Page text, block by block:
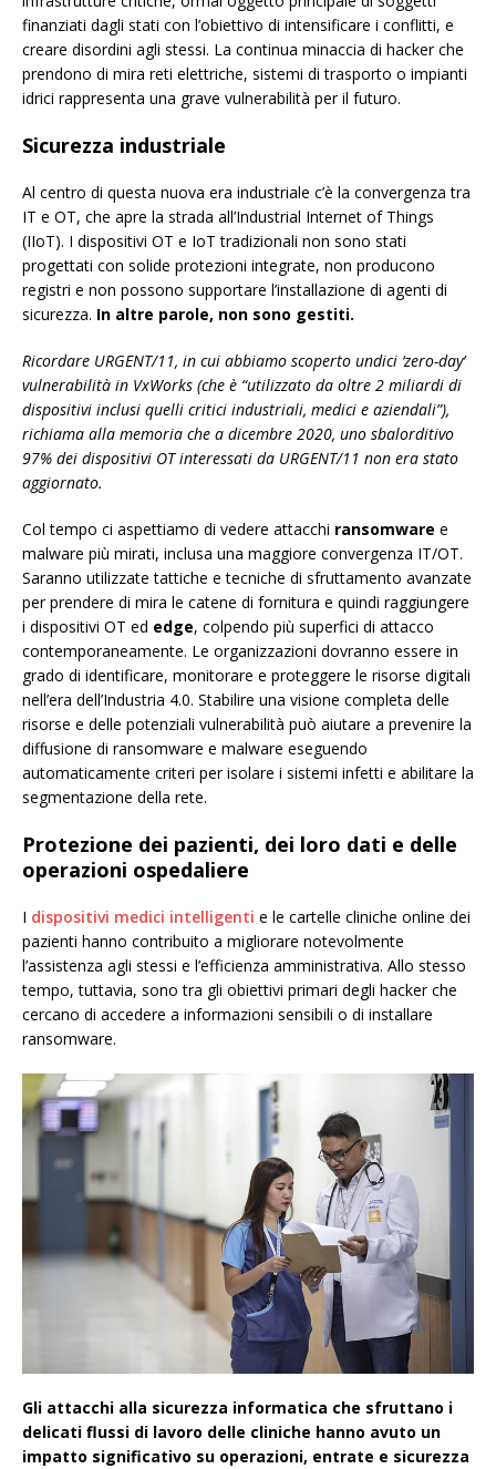
finanziati dagli stati con l’obiettivo di intensificare i conflitti, e
creare disordini agli stessi. La continua minaccia di hacker che
prendono di mira reti elettriche, sistemi di trasporto o impianti
idrici rappresenta una grave vulnerabilità per il futuro.
Sicurezza industriale
Al centro di questa nuova era industriale c’è la convergenza tra
IT e OT, che apre la strada all’Industrial Internet of Things
(IIoT). I dispositivi OT e IoT tradizionali non sono stati
progettati con solide protezioni integrate, non producono
registri e non possono supportare l’installazione di agenti di
sicurezza. In altre parole, non sono gestiti.
Ricordare URGENT/11, in cui abbiamo scoperto undici ‘zero-day’
vulnerabilità in VxWorks (che è “utilizzato da oltre 2 miliardi di
dispositivi inclusi quelli critici industriali, medici e aziendali”),
richiama alla memoria che a dicembre 2020, uno sbalorditivo
97% dei dispositivi OT interessati da URGENT/11 non era stato
aggiornato.
Col tempo ci aspettiamo di vedere attacchi ransomware e
malware più mirati, inclusa una maggiore convergenza IT/OT.
Saranno utilizzate tattiche e tecniche di sfruttamento avanzate
per prendere di mira le catene di fornitura e quindi raggiungere
i dispositivi OT ed edge, colpendo più superfici di attacco
contemporaneamente. Le organizzazioni dovranno essere in
grado di identificare, monitorare e proteggere le risorse digitali
nell’era dell’Industria 4.0. Stabilire una visione completa delle
risorse e delle potenziali vulnerabilità può aiutare a prevenire la
diffusione di ransomware e malware eseguendo
automaticamente criteri per isolare i sistemi infetti e abilitare la
segmentazione della rete.
Protezione dei pazienti, dei loro dati e delle
operazioni ospedaliere
I dispositivi medici intelligenti e le cartelle cliniche online dei
pazienti hanno contribuito a migliorare notevolmente
l’assistenza agli stessi e l’efficienza amministrativa. Allo stesso
tempo, tuttavia, sono tra gli obiettivi primari degli hacker che
cercano di accedere a informazioni sensibili o di installare
ransomware.
Gli attacchi alla sicurezza informatica che sfruttano i
delicati flussi di lavoro delle cliniche hanno avuto un
impatto significativo su operazioni, entrate e sicurezza